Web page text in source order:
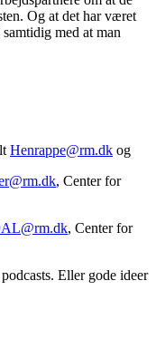
Og at det har været
med at man
Henrappe@rm.dk og
, Center for
, Center for
Eller gode ideer